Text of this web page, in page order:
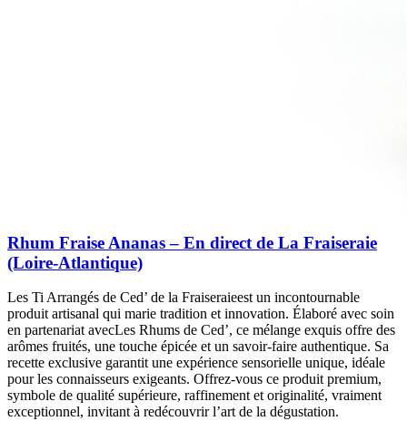
Rhum Fraise Ananas – En direct de La Fraiseraie
(Loire-Atlantique)
Les Ti Arrangés de Ced’ de la Fraiseraieest un incontournable
produit artisanal qui marie tradition et innovation. Élaboré avec soin
en partenariat avecLes Rhums de Ced’, ce mélange exquis offre des
arômes fruités, une touche épicée et un savoir-faire authentique. Sa
recette exclusive garantit une expérience sensorielle unique, idéale
pour les connaisseurs exigeants. Offrez-vous ce produit premium,
symbole de qualité supérieure, raffinement et originalité, vraiment
exceptionnel, invitant à redécouvrir l’art de la dégustation.